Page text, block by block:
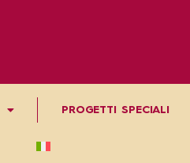
PROGETTI SPECIALI